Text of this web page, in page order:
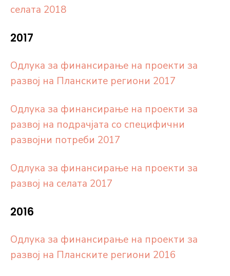
селата 2018
2017
Одлука за финансирање на проекти за
развој на Планските региони 2017
Одлука за финансирање на проекти за
развој на подрачјата со специфични
развојни потреби 2017
Одлука за финансирање на проекти за
развој на селата 2017
2016
Одлука за финансирање на проекти за
развој на Планските региони 2016